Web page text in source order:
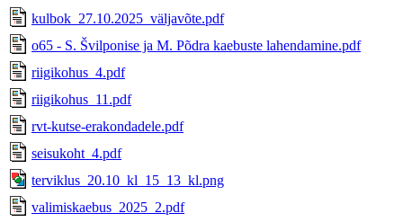
kulbok_27.10.2025_väljavõte.pdf
o65 - S. Švilponise ja M. Põdra kaebuste lahendamine.pdf
riigikohus_4.pdf
riigikohus_11.pdf
rvt-kutse-erakondadele.pdf
seisukoht_4.pdf
terviklus_20.10_kl_15_13_kl.png
valimiskaebus_2025_2.pdf